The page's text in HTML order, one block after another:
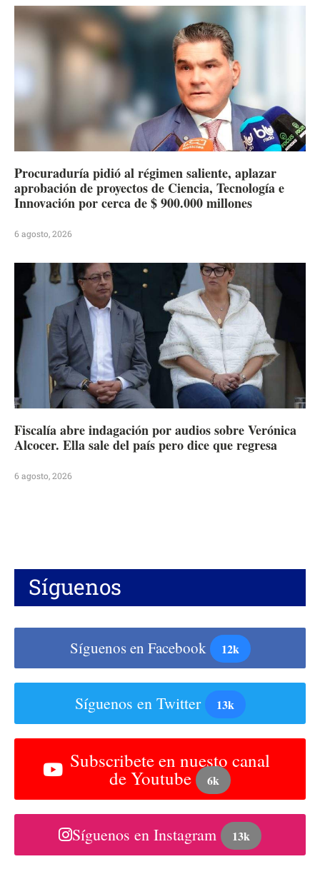
Procuraduría pidió al régimen saliente, aplazar
aprobación de proyectos de Ciencia, Tecnología e
Innovación por cerca de $ 900.000 millones
6 agosto, 2026
Fiscalía abre indagación por audios sobre Verónica
Alcocer. Ella sale del país pero dice que regresa
6 agosto, 2026
Síguenos
Síguenos en Facebook 12k
Síguenos en Twitter 13k
Subscribete en nuesto canal
de Youtube 6k
Síguenos en Instagram 13k